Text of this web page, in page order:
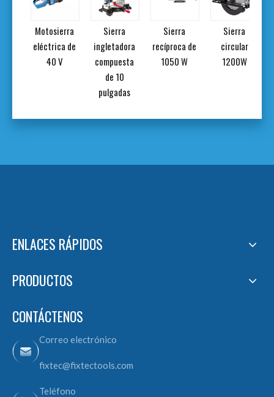
Motosierra
eléctrica de
40 V
Sierra
ingletadora
compuesta
de 10
pulgadas
Sierra
recíproca de
1050 W
Sierra
circular
1200W
ENLACES RÁPIDOS
PRODUCTOS
CONTÁCTENOS
Correo electrónico
fixtec@fixtectools.com
Teléfono